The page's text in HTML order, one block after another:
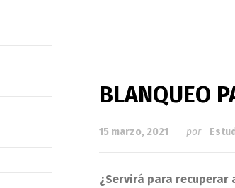
BLANQUEO
15 marzo, 2021 por
¿Servirá para